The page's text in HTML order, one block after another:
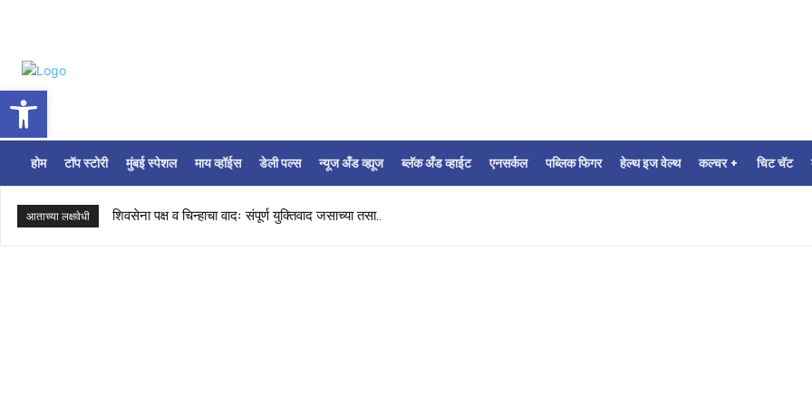
Open toolbar
होम टॉप स्टोरी मुंबई स्पेशल माय व्हॉईस डेली पल्स न्यूज अँड व्ह्यूज ब्लॅक अँड व्हाईट एनसर्कल पब्लिक फिगर हेल्थ इज वेल्थ कल्चर + चिट चॅट
आताच्या लक्षवेधी शिवसेना पक्ष व चिन्हाचा वादः संपूर्ण युक्तिवाद जसाच्या तसा..